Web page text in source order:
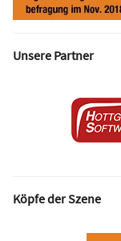
Unsere Partner
Köpfe der Szene